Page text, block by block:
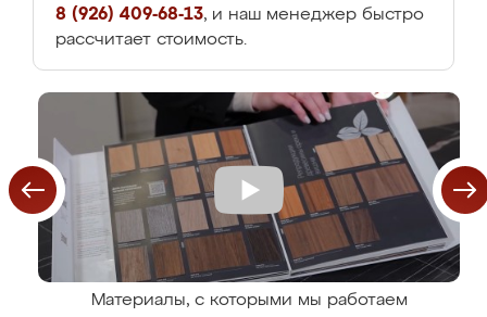
8 (926) 409-68-13, и наш менеджер быстро
рассчитает стоимость.
Материалы, с которыми мы работаем